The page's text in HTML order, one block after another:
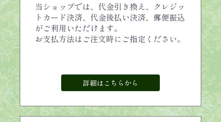
当ショップでは、代金引き換え、クレジッ
トカード決済、代金後払い決済、郵便振込
がご利用いただけます。
お支払方法はご注文時にご指定ください。
詳細はこちらから